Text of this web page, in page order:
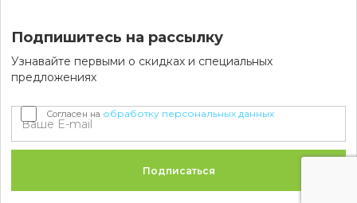
Подпишитесь на рассылку
Узнавайте первыми о скидках и специальных
предложениях
Согласен на обработку персональных данных